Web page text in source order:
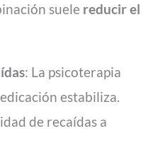
suele reducir el
: La psicoterapia
estabiliza.
de recaídas a